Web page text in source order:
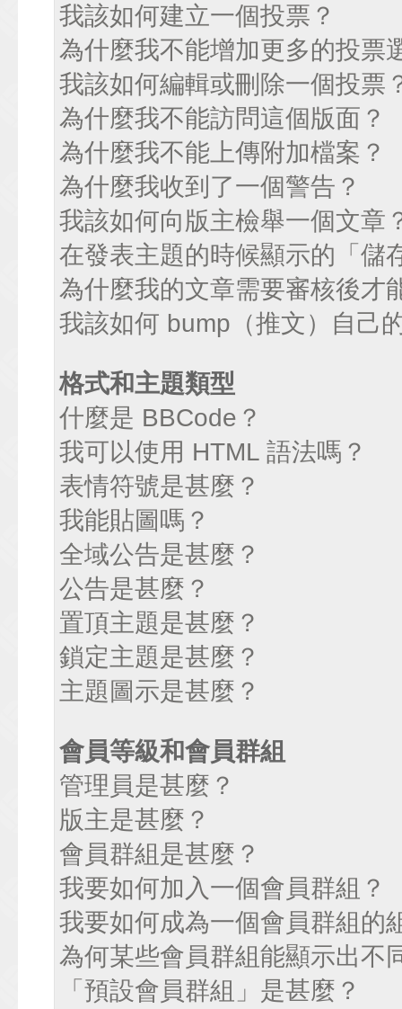
我該如何建立一個投票？
為什麼我不能增加更多的投票
我該如何編輯或刪除一個投票
為什麼我不能訪問這個版面？
為什麼我不能上傳附加檔案？
為什麼我收到了一個警告？
我該如何向版主檢舉一個文章
在發表主題的時候顯示的「儲
為什麼我的文章需要審核後才
我該如何 bump（推文）自己
格式和主題類型
什麼是 BBCode？
我可以使用 HTML 語法嗎？
表情符號是甚麼？
我能貼圖嗎？
全域公告是甚麼？
公告是甚麼？
置頂主題是甚麼？
鎖定主題是甚麼？
主題圖示是甚麼？
會員等級和會員群組
管理員是甚麼？
版主是甚麼？
會員群組是甚麼？
我要如何加入一個會員群組？
我要如何成為一個會員群組的
為何某些會員群組能顯示出不
「預設會員群組」是甚麼？